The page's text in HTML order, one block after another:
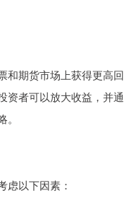
和期货市场上获得更高回
资者可以放大收益，并通
虑以下因素：